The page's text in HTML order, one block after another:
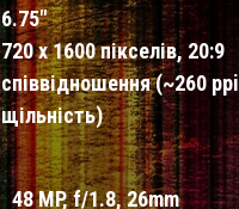
6.75"
720 x 1600 пікселів, 20:9
співвідношення (~260 ppi
щільність)
48 MP, f/1.8, 26mm